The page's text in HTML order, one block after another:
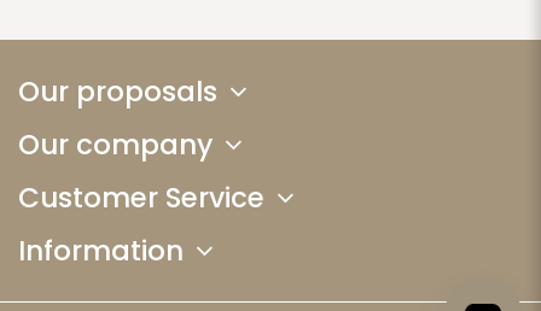
Our proposals
Our company
Customer Service
Information